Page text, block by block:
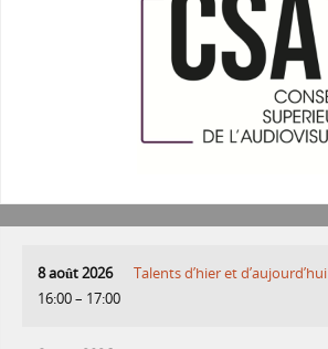
8 août 2026
16:00– 17:00
Talents d’hier et d’aujourd’hui